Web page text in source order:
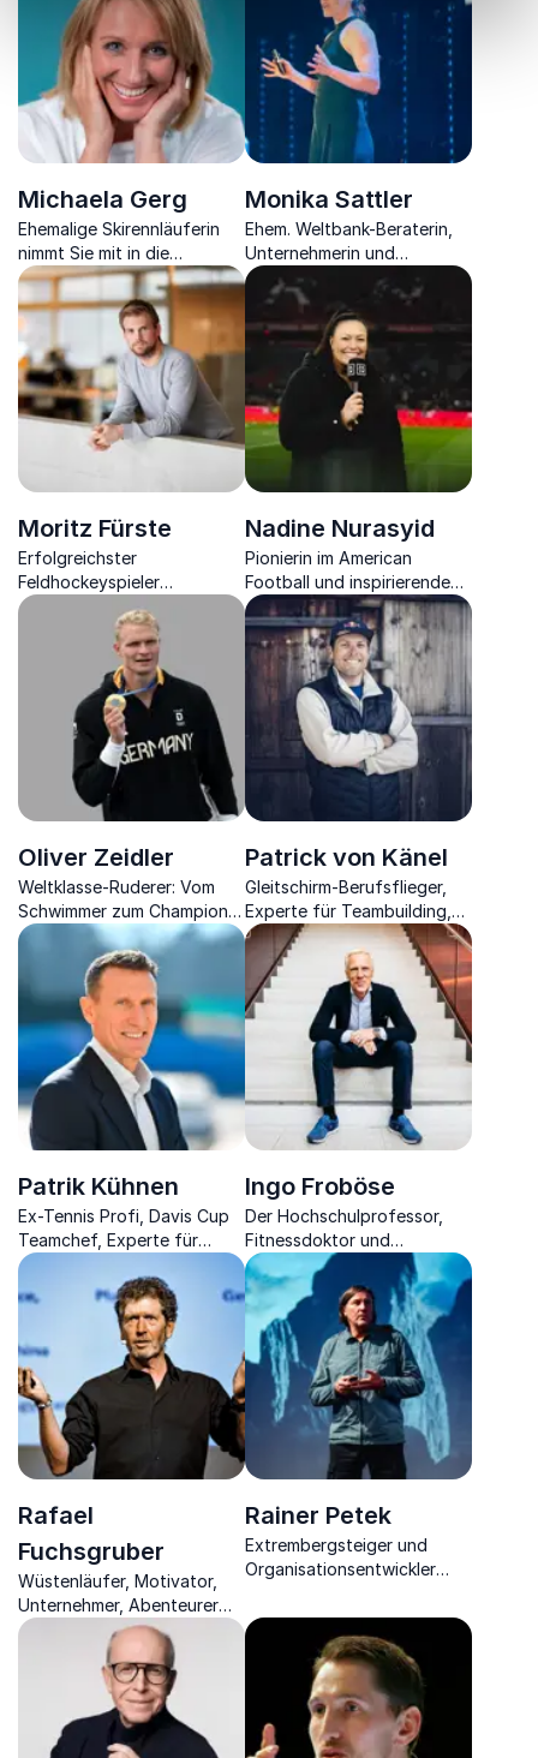
Michaela Gerg
Ehemalige Skirennläuferin
nimmt Sie mit in die
aufregende Welt des
Profisports und macht Mut
dazu, niemals aufzugeben.
Monika Sattler
Ehem. Weltbank-Beraterin,
Unternehmerin und
zweifache
Radrekordhalterin über
Entscheidungen, Umsetzung
unter Druck und nachhaltige
Leistung.
Moritz Fürste
Erfolgreichster
Feldhockeyspieler
Deutschlands sowie
Olympiasieger zieht
Parallelen zwischen Sport
und Wirtschaft.
Nadine Nurasyid
Pionierin im American
Football und inspirierende
Speakerin
Oliver Zeidler
Weltklasse-Ruderer: Vom
Schwimmer zum Champion
auf dem Wasser.
Patrick von Känel
Gleitschirm-Berufsflieger,
Experte für Teambuilding,
Fehlerkultur und
Risikomanagement.
Patrik Kühnen
Ex-Tennis Profi, Davis Cup
Teamchef, Experte für
High- und Team-
Performance &
Teambuilding sowie
Zertifizierter Health Coach.
Ingo Froböse
Der Hochschulprofessor,
Fitnessdoktor und
Gesundheits-Experte
überzeugt mit seiner
Leidenschaft und Expertise.
Rafael
Fuchsgruber
Wüstenläufer, Motivator,
Unternehmer, Abenteurer
und Autor vereint
Leidenschaft mit Beruf.
Rainer Petek
Extrembergsteiger und
Organisationsentwickler
grundlegenden Parallelen
zwischen Bergsteigern und
aufstrebenden
Unternehmen.